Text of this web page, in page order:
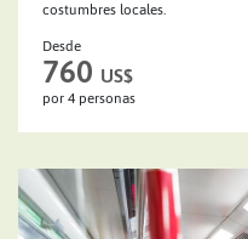
costumbres locales.
Desde
760 US$
por 4 personas